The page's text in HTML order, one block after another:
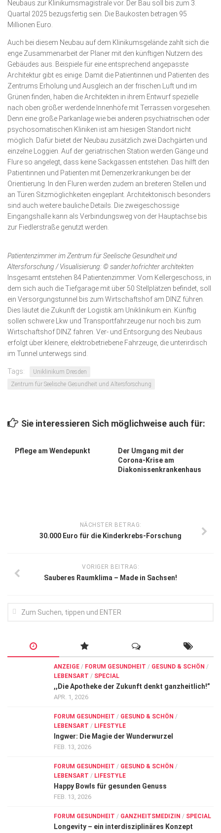
Neubaus zur Klinikumsmagistrale vor. Der Bau soll bis zum 3.
Quartal 2025 bezugsfertig sein. Die Baukosten betragen 95
Millionen Euro.
Auch bei diesem Neubau auf dem Klinikumsgelände zahlt sich die
enge Zusammenarbeit der Planer mit den künftigen Nutzern des
Gebäudes aus. Beispiele für eine entsprechend angepasste
Architektur gibt es einige. Damit die Patientinnen und Patienten des
Zentrums Erholung und Ausgleich an der frischen Luft und im
Grünen finden, haben die Architekten in ihrem Entwurf spezielle
nach oben größer werdende Innenhöfe mit Terrassen vorgesehen.
Denn eine große Parkanlage wie bei anderen psychiatrischen oder
psychosomatischen Kliniken ist am hiesigen Standort nicht
möglich. Dafür bietet der Neubau zusätzlich zwei Dachgärten und
einzelne Loggien. Auf der geriatrischen Station werden Gänge und
Flure so angelegt, dass keine Sackgassen entstehen. Das hilft den
Patientinnen und Patienten mit Demenzerkrankungen bei der
Orientierung. In den Fluren werden zudem an breiteren Stellen und
an Türen Sitzmöglichkeiten eingeplant. Architektonisch besonders
sind auch weitere bauliche Details. Die zweigeschossige
Eingangshalle kann als Verbindungsweg von der Hauptachse bis
zur Fiedlerstraße genutzt werden.
Patientenzimmer im Zentrum für Seelische Gesundheit und
Altersforschung / Visualisierung: © sander.hofrichter architekten
Insgesamt entstehen 84 Patientenzimmer. Vom Kellergeschoss, in
dem sich auch die Tiefgarage mit über 50 Stellplätzen befindet, soll
ein Versorgungstunnel bis zum Wirtschaftshof am DINZ führen.
Dies läutet die Zukunft der Logistik am Uniklinikum ein. Künftig
sollen schwere Lkw und Transportfahrzeuge nur noch bis zum
Wirtschaftshof DINZ fahren. Ver- und Entsorgung des Neubaus
erfolgt über kleinere, elektrobetriebene Fahrzeuge, die unterirdisch
im Tunnel unterwegs sind.
Tags:
Uniklinikum Dresden
Zentrum für Seelische Gesundheit und Altersforschung
Sie interessieren Sich möglichweise auch für:
Pflege am Wendepunkt
Der Umgang mit der
Corona-Krise am
Diakonissenkrankenhaus
NÄCHSTER BETRAG:
30.000 Euro für die Kinderkrebs-Forschung
VORIGER BEITRAG:
Sauberes Raumklima – Made in Sachsen!
ANZEIGE / FORUM GESUNDHEIT / GESUND & SCHÖN /
LEBENSART / SPECIAL
,,Die Apotheke der Zukunft denkt ganzheitlich!”
APR. 1, 2026
FORUM GESUNDHEIT / GESUND & SCHÖN /
LEBENSART / LIFESTYLE
Ingwer: Die Magie der Wunderwurzel
FEB. 13, 2026
FORUM GESUNDHEIT / GESUND & SCHÖN /
LEBENSART / LIFESTYLE
Happy Bowls für gesunden Genuss
FEB. 13, 2026
FORUM GESUNDHEIT / GANZHEITSMEDIZIN / SPECIAL
Longevity – ein interdisziplinäres Konzept